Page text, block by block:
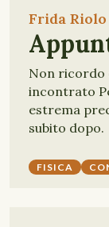
Frida Riolo
Non ricordo
incontrato
estrema
subito dopo.
FISICA